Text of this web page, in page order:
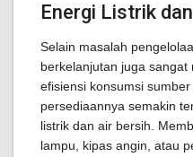
Energi Listrik
Selain masalah
berkelanjutan juga sangat
efisiensi konsumsi
persediaannya semakin
listrik dan air bersih.
lampu, kipas angin, atau